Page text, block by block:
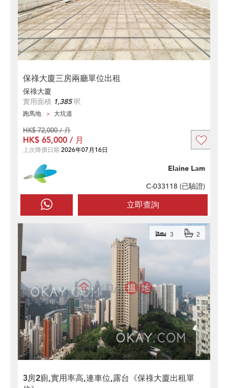
保祿大廈三房兩廳單位出租
保祿大廈
實用面積 1,385呎
跑馬地 大坑道
立即查詢
Elaine Lam
C-033118 (已驗證)
HK$ 72,000 / 月
HK$ 65,000 / 月
上次降價日期 2026年07月16日
3房2廁,實用率高,連車位,露台《保祿大廈出租單
3 2